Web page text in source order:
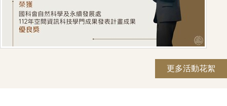
更多活動花絮